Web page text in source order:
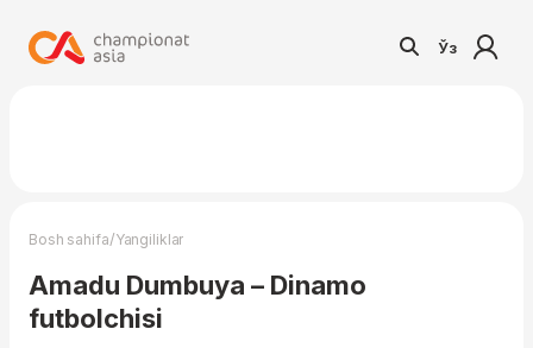
Ўз
Bosh sahifa/Yangiliklar
Amadu Dumbuya – Dinamo
futbolchisi